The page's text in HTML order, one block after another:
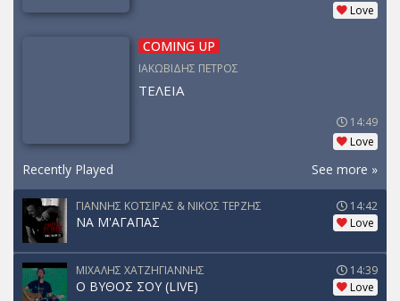
Love
COMING UP
ΙΑΚΩΒΙΔΗΣ ΠΕΤΡΟΣ
ΤΕΛΕΙΑ
14:49
Love
Recently Played See more »
ΓΙΑΝΝΗΣ ΚΟΤΣΙΡΑΣ & ΝΙΚΟΣ ΤΕΡΖΗΣ
ΝΑ Μ'ΑΓΑΠΑΣ
14:42
Love
ΜΙΧΑΛΗΣ ΧΑΤΖΗΓΙΑΝΝΗΣ
Ο ΒΥΘΟΣ ΣΟΥ (LIVE)
14:39
Love